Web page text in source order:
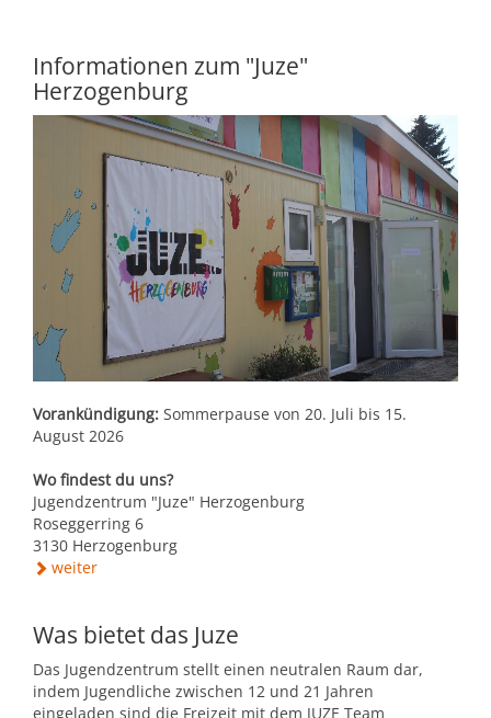
Finanzen
Amtstafel
Stadtnachrichten
Fotogalerien
Formulare
Förderungen
Gebühren (Verordnungen)
Informationsfreiheit
Gesundheit
Soziales
Jugend
Institutionen & Vereine
Freizeitmöglichkeiten
Bauen & Wohnen
Abfall & Umwelt
Mobilität & Verkehr
Tourismusbüro & Kulturzentrum
Veranstaltungskalender
Heurigenkalender
Sehenswertes
Gastronomie
Beherbergung
Kunst
Stadtgeschichte
Wirtschaftsservice
Standortinformationen
Strategische Lage
Verkehr
Ausbildung und F&E
Wirtschaftsstruktur
Grundstücke & Geschäftsflächen
Einkauf und Handel
Wohnstandort
Wirtschaftsservice
Informationen zum "Juze"
Herzogenburg
Vorankündigung: Sommerpause von 20. Juli bis 15.
August 2026
Wo findest du uns?
Jugendzentrum "Juze" Herzogenburg
Roseggerring 6
3130 Herzogenburg
weiter
Was bietet das Juze
Das Jugendzentrum stellt einen neutralen Raum dar,
indem Jugendliche zwischen 12 und 21 Jahren
eingeladen sind die Freizeit mit dem JUZE Team